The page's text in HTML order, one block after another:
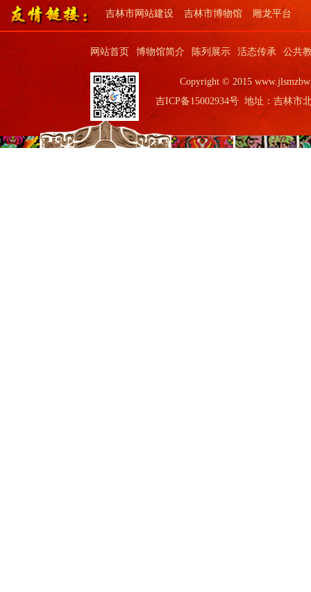
吉林市网站建设 吉林市博物馆 雕龙平台
网站首页 博物馆简介 陈列展示 活态传承 公共
Copyright © 2015
吉ICP备15002934号 地址：吉林市